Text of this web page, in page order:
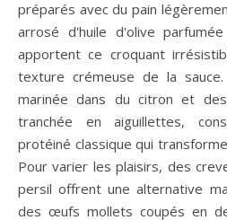
préparés avec du pain
arrosé d'huile d'olive
apportent ce croquant
texture crémeuse de la
marinée dans du citron et
tranchée en aiguillettes,
protéiné classique qui
Pour varier les plaisirs, des
persil offrent une alternative
des œufs mollets coupés en